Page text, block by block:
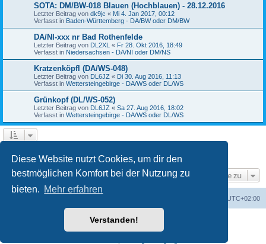
Diese Website nutzt Cookies, um dir den
bestmöglichen Komfort bei der Nutzung zu
bieten. Mehr erfahren
Verstanden!
SOTA: DM/BW-018 Blauen (Hochblauen) - 28.12.2016
Letzter Beitrag von dk9jc « Mi 4. Jan 2017, 00:12
Verfasst in Baden-Württemberg - DA/BW oder DM/BW
DA/NI-xxx nr Bad Rothenfelde
Letzter Beitrag von DL2XL « Fr 28. Okt 2016, 18:49
Verfasst in Niedersachsen - DA/NI oder DM/NS
Kratzenköpfl (DA/WS-048)
Letzter Beitrag von DL6JZ « Di 30. Aug 2016, 11:13
Verfasst in Wettersteingebirge - DA/WS oder DL/WS
Grünkopf (DL/WS-052)
Letzter Beitrag von DL6JZ « Sa 27. Aug 2016, 18:02
Verfasst in Wettersteingebirge - DA/WS oder DL/WS
Gehe zu
UTC+02:00
Powered byphpBB® Forum Software © phpBB Limited
phpBB.de